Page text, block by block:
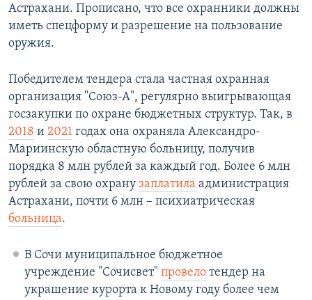
Астрахани. Прописано, что все охранники должны
иметь спецформу и разрешение на пользование
оружия.
Победителем тендера стала частная охранная
организация "Союз-А", регулярно выигрывающая
госзакупки по охране бюджетных структур. Так, в
2018 и 2021 годах она охраняла Александро-
Мариинскую областную больницу, получив
порядка 8 млн рублей за каждый год. Более 6 млн
рублей за свою охрану заплатила администрация
Астрахани, почти 6 млн – психиатрическая
больница.
В Сочи муниципальное бюджетное
учреждение "Сочисвет" провелотендер на
украшение курорта к Новому году более чем